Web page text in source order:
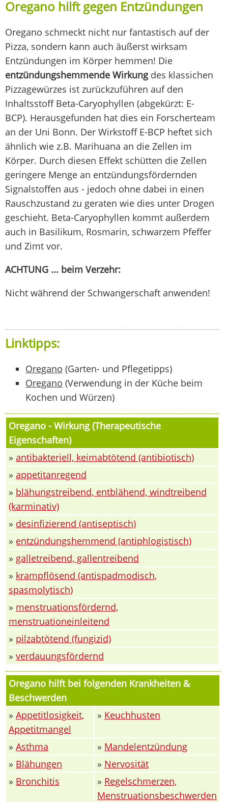
Oregano hilft gegen Entzündungen
Oregano schmeckt nicht nur fantastisch auf der
Pizza, sondern kann auch äußerst wirksam
Entzündungen im Körper hemmen! Die
entzündungshemmende Wirkungdes klassichen
Pizzagewürzes ist zurückzuführen auf den
Inhaltsstoff Beta-Caryophyllen (abgekürzt: E-
BCP). Herausgefunden hat dies ein Forscherteam
an der Uni Bonn. Der Wirkstoff E-BCP heftet sich
ähnlich wie z.B. Marihuana an die Zellen im
Körper. Durch diesen Effekt schütten die Zellen
geringere Menge an entzündungsfördernden
Signalstoffen aus - jedoch ohne dabei in einen
Rauschzustand zu geraten wie dies unter Drogen
geschieht. Beta-Caryophyllen kommt außerdem
auch in Basilikum, Rosmarin, schwarzem Pfeffer
und Zimt vor.
ACHTUNG ... beim Verzehr:
Nicht während der Schwangerschaft anwenden!
Linktipps:
Oregano (Garten- und Pflegetipps)
Oregano (Verwendung in der Küche beim
Kochen und Würzen)
Oregano - Wirkung (Therapeutische
Eigenschaften)
» antibakteriell, keimabtötend (antibiotisch)
» appetitanregend
» blähungstreibend, entblähend, windtreibend
(karminativ)
» desinfizierend (antiseptisch)
» entzündungshemmend (antiphlogistisch)
» galletreibend, gallentreibend
» krampflösend (antispadmodisch,
spasmolytisch)
» menstruationsfördernd,
menstruationeinleitend
» pilzabtötend (fungizid)
» verdauungsfördernd
Oregano hilft bei folgenden Krankheiten &
Beschwerden
» Appetitlosigkeit,
Appetitmangel
» Keuchhusten
» Asthma » Mandelentzündung
» Blähungen » Nervosität
» Bronchitis » Regelschmerzen,
Menstruationsbeschwerden